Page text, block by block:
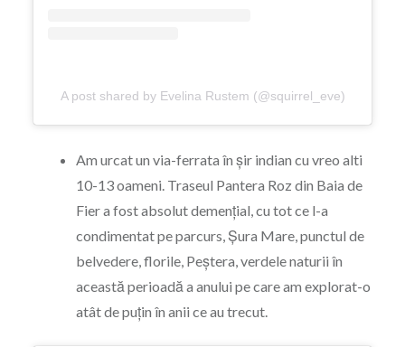
A post shared by Evelina Rustem (@squirrel_eve)
Am urcat un via-ferrata în șir indian cu vreo alti
10-13 oameni. Traseul Pantera Roz din Baia de
Fier a fost absolut demențial, cu tot ce l-a
condimentat pe parcurs, Șura Mare, punctul de
belvedere, florile, Peștera, verdele naturii în
această perioadă a anului pe care am explorat-o
atât de puțin în anii ce au trecut.